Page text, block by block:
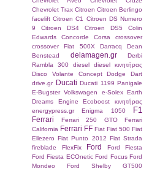
Chevrolet Trax Citroen Citroen Berlingo
facelift Citroen C1
Citroen DS Numero
9
Citroen DS4 Citroen DS5
Colin
Edwards
Concorde Corsa
crossover
crossover Fiat 500X
Darracq
Dean
Benstead
delamagen.gr
Derbi
Rambla 300
diesel
diesel κινητήρας
Disco Volante Concept
Dodge Dart
drive.gr
Ducati Ducati 1199 Panigale
E-Bugster Volkswagen
e-Solex Earth
Dreams Engine
Ecoboost κινητήρας
energypress.gr
Enigma 1050 F1
Ferrari Ferrari 250 GTO
Ferrari
California Ferrari FF Fiat Fiat 500 Fiat
Ellezero Fiat Punto 2012 Fiat Strada
fireblade
FlexFix Ford
Ford Fiesta
Ford Fiesta ECOnetic Ford Focus Ford
Mondeo
Ford Shelby GT500